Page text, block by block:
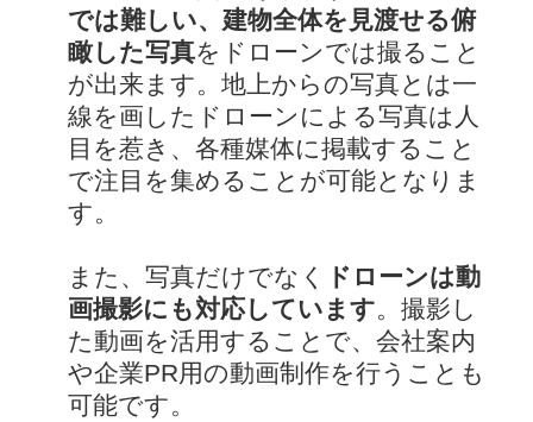
では難しい、建物全体を見渡せる俯
瞰した写真をドローンでは撮ること
が出来ます。地上からの写真とは一
線を画したドローンによる写真は人
目を惹き、各種媒体に掲載すること
で注目を集めることが可能となりま
す。
また、写真だけでなく
ドローンは動
画撮影にも対応しています。撮影し
た動画を活用することで、会社案内
や企業PR用の動画制作を行うことも
可能です。